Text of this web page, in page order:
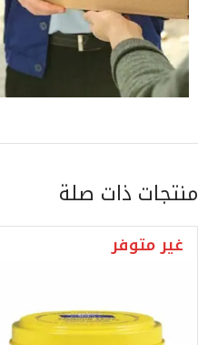
منتجات ذات صلة
غير متوفر